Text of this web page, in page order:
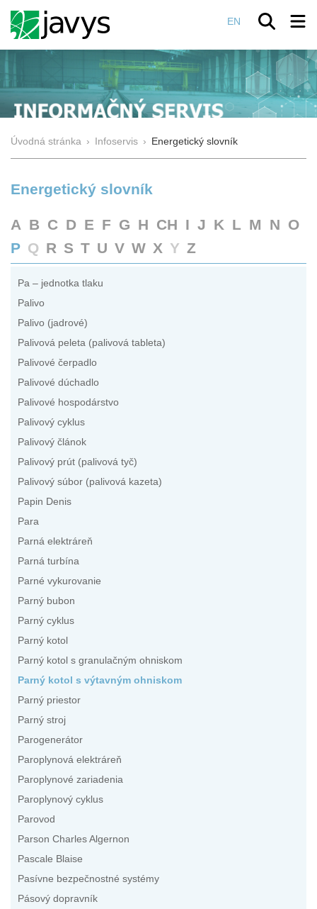
EN
Úvodná stránka › Infoservis › Energetický slovník
Energetický slovník
A B C D E F G H CH I J K L M N O
P Q R S T U V W X Y Z
Pa – jednotka tlaku
Palivo
Palivo (jadrové)
Palivová peleta (palivová tableta)
Palivové čerpadlo
Palivové dúchadlo
Palivové hospodárstvo
Palivový cyklus
Palivový článok
Palivový prút (palivová tyč)
Palivový súbor (palivová kazeta)
Papin Denis
Para
Parná elektráreň
Parná turbína
Parné vykurovanie
Parný bubon
Parný cyklus
Parný kotol
Parný kotol s granulačným ohniskom
Parný kotol s výtavným ohniskom
Parný priestor
Parný stroj
Parogenerátor
Paroplynová elektráreň
Paroplynové zariadenia
Paroplynový cyklus
Parovod
Parson Charles Algernon
Pascale Blaise
Pasívne bezpečnostné systémy
Pásový dopravník